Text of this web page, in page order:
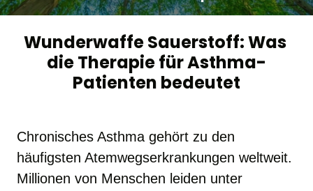
Wunderwaffe Sauerstoff: Was
die Therapie für Asthma-
Patienten bedeutet
Chronisches Asthma gehört zu den
häufigsten Atemwegserkrankungen weltweit.
Millionen von Menschen leiden unter